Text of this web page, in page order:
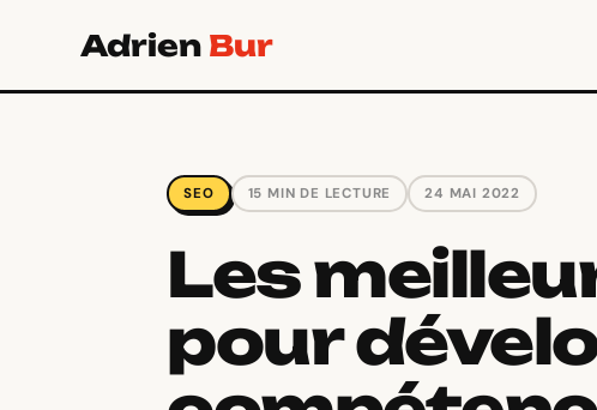
Adrien Bur
SEO 15 MIN DE LECTURE 24 MAI 2022
Les
pour